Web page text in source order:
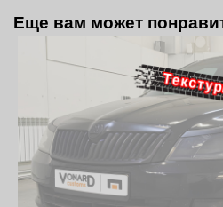
Еще вам может